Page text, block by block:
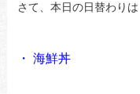
さて、本日の日替わりは
・ 海鮮丼